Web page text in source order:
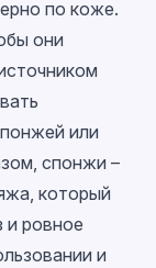
по коже.
они
или
спонжи –
который
и ровное
и